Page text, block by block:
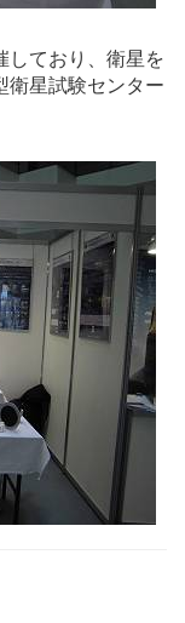
しており、衛星を
衛星試験センター